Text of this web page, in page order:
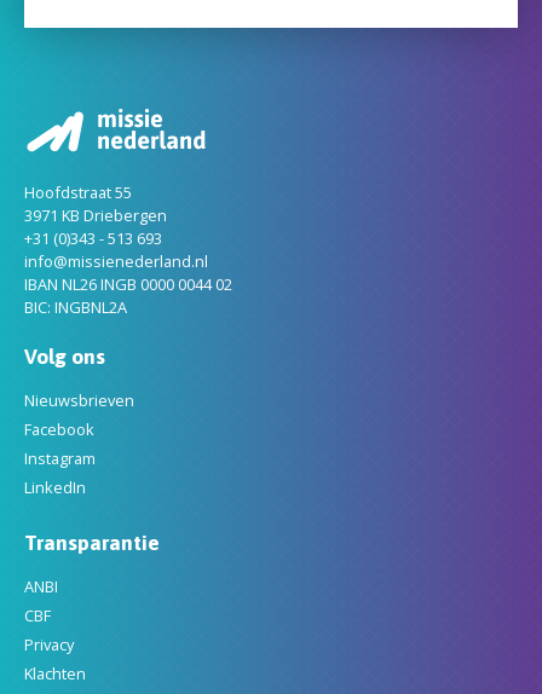
Hoofdstraat 55
3971 KB Driebergen
+31 (0)343 - 513 693
info@missienederland.nl
IBAN NL26 INGB 0000 0044 02
BIC: INGBNL2A
Volg ons
Nieuwsbrieven
Facebook
Instagram
LinkedIn
Transparantie
ANBI
CBF
Privacy
Klachten